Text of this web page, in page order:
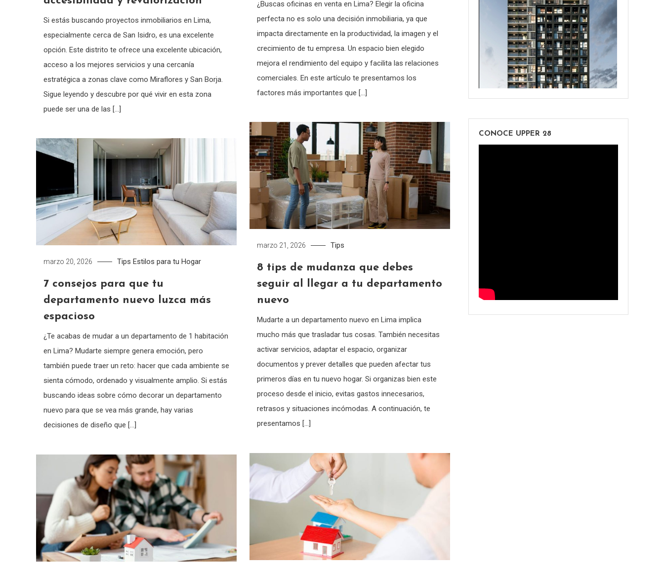
Si estás buscando proyectos inmobiliarios en Lima,
especialmente cerca de San Isidro, es una excelente
opción. Este distrito te ofrece una excelente ubicación,
acceso a los mejores servicios y una cercanía
estratégica a zonas clave como Miraflores y San Borja.
Sigue leyendo y descubre por qué vivir en esta zona
puede ser una de las […]
¿Buscas oficinas en venta en Lima? Elegir la oficina
perfecta no es solo una decisión inmobiliaria, ya que
impacta directamente en la productividad, la imagen y el
crecimiento de tu empresa. Un espacio bien elegido
mejora el rendimiento del equipo y facilita las relaciones
comerciales. En este artículo te presentamos los
factores más importantes que […]
marzo 21, 2026 Tips
8 tips de mudanza que debes
seguir al llegar a tu departamento
nuevo
Mudarte a un departamento nuevo en Lima implica
mucho más que trasladar tus cosas. También necesitas
activar servicios, adaptar el espacio, organizar
documentos y prever detalles que pueden afectar tus
primeros días en tu nuevo hogar. Si organizas bien este
proceso desde el inicio, evitas gastos innecesarios,
retrasos y situaciones incómodas. A continuación, te
presentamos […]
marzo 20, 2026 Tips Estilos para tu Hogar
7 consejos para que tu
departamento nuevo luzca más
espacioso
¿Te acabas de mudar a un departamento de 1 habitación
en Lima? Mudarte siempre genera emoción, pero
también puede traer un reto: hacer que cada ambiente se
sienta cómodo, ordenado y visualmente amplio. Si estás
buscando ideas sobre cómo decorar un departamento
nuevo para que se vea más grande, hay varias
decisiones de diseño que […]
CONOCE UPPER 28